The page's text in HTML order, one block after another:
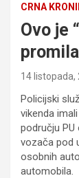
CRNA
Ovo je
14 listopada,
Policijski
vikenda
području
vozača pod
osobnih
automobila.